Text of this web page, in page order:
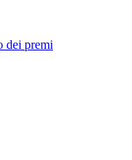
dei premi